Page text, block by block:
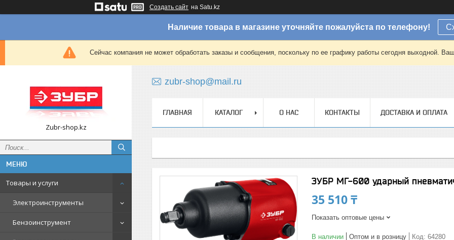
Создать сайт на Satu.kz
Наличие товара в магазине уточняйте пожалуйста по телефону!
Сейчас компания не может обработать заказы и сообщения, поскольку по ее графику работы сегодня выходной.
Zubr-shop.kz
Товары и услуги
Электроинструменты
Бензоинструмент
zubr-shop@mail.ru
ГЛАВНАЯ КАТАЛОГ О НАС КОНТАКТЫ ДОСТАВКА И ОПЛАТА
ЗУБР МГ-600 ударный
35 510 ₸
Показать оптовые цены
В наличии Оптом и в розницу Код: 64280